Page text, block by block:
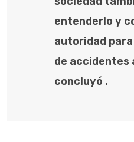
entenderlo y
autoridad
de accidentes
concluyó .